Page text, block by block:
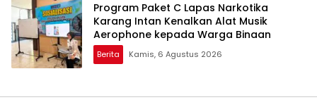
Program Paket C Lapas Narkotika
Karang Intan Kenalkan Alat Musik
Aerophone kepada Warga Binaan
Berita Kamis, 6 Agustus 2026